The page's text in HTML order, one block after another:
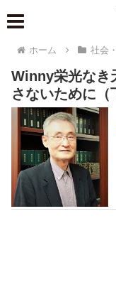
ホーム 社会
Winny栄光なき
さないために